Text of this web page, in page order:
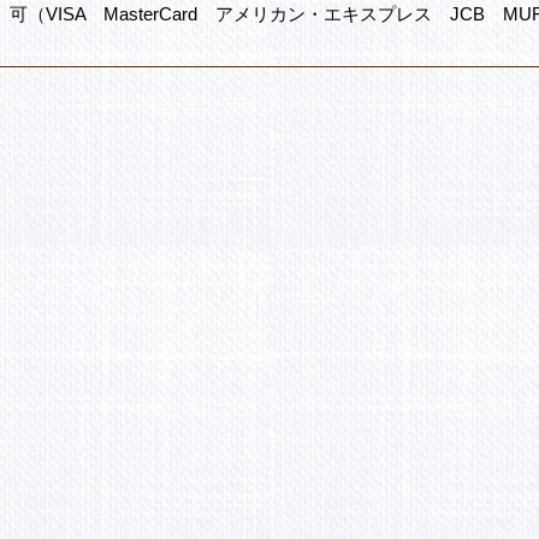
可（VISA MasterCard アメリカン・エキスプレス JCB